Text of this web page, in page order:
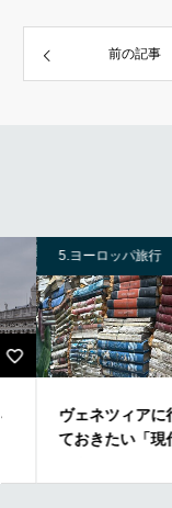
前の記事
5.ヨーロッパ旅行
ヴェネツィアに行く
ておきたい「現代『